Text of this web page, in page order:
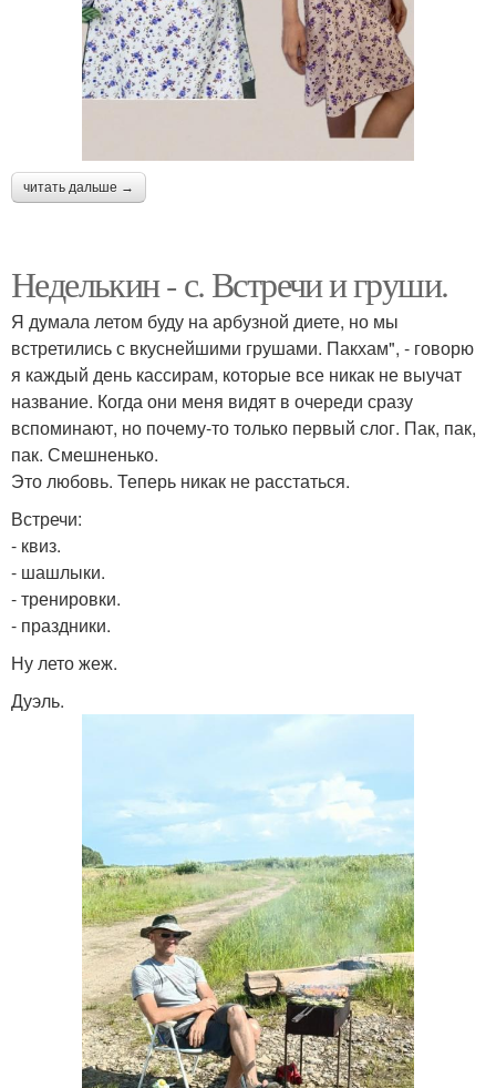
читать дальше →
Неделькин - с. Встречи и груши.
Я думала летом буду на арбузной диете, но мы
встретились с вкуснейшими грушами. Пакхам", - говорю
я каждый день кассирам, которые все никак не выучат
название. Когда они меня видят в очереди сразу
вспоминают, но почему-то только первый слог. Пак, пак,
пак. Смешненько.
Это любовь. Теперь никак не расстаться.
Встречи:
- квиз.
- шашлыки.
- тренировки.
- праздники.
Ну лето жеж.
Дуэль.